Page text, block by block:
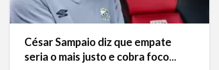
César Sampaio diz que empate
seria o mais justo e cobra foco...